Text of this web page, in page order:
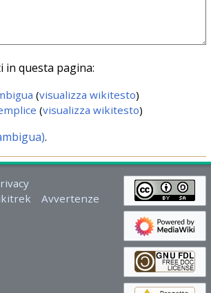
in questa pagina:
(visualizza wikitesto)
(visualizza wikitesto)
.
Avvertenze